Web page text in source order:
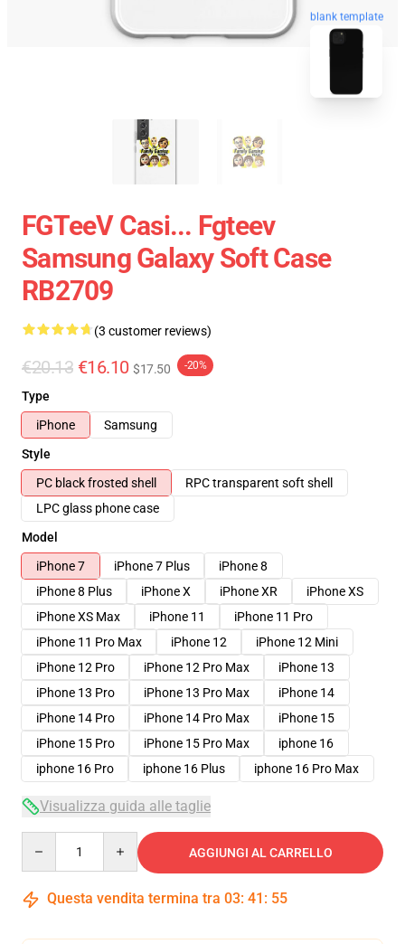
blank template
FGTeeV Casi... Fgteev
Samsung Galaxy Soft Case
RB2709
(3 customer reviews)
€20.13 €16.10 $17.50 -20%
Type
iPhone
Samsung
Style
PC black frosted shell
RPC transparent soft shell
LPC glass phone case
Model
iPhone 7
iPhone 7 Plus
iPhone 8
iPhone 8 Plus
iPhone X iPhone XR
iPhone XS
iPhone XS Max
iPhone 11
iPhone 11 Pro
iPhone 11 Pro Max
iPhone 12
iPhone 12 Mini
iPhone 12 Pro
iPhone 12 Pro Max
iPhone 13
iPhone 13 Pro
iPhone 13 Pro Max
iPhone 14
iPhone 14 Pro
iPhone 14 Pro Max
iPhone 15
iPhone 15 Pro
iPhone 15 Pro Max
iphone 16
iphone 16 Pro
iphone 16 Plus iphone 16 Pro Max
Visualizza guida alle taglie
AGGIUNGI AL CARRELLO
Questa vendita termina tra 03: 41 : 54